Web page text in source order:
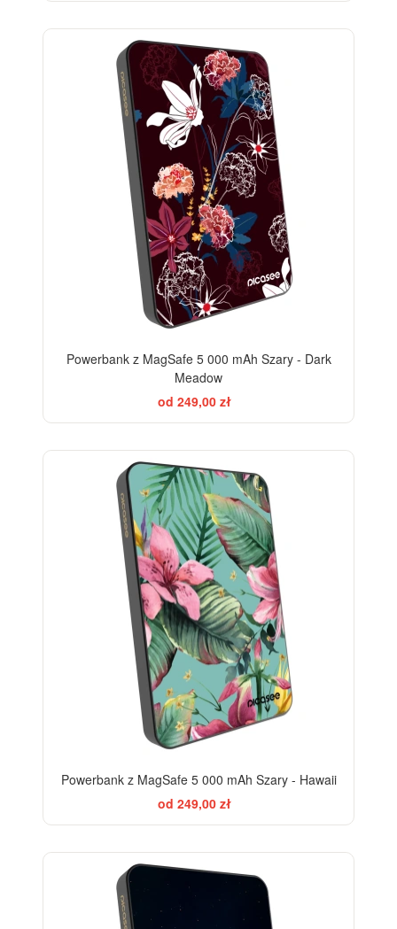
Powerbank z MagSafe 5 000 mAh Szary - Dark
Meadow
od 249,00 zł
Powerbank z MagSafe 5 000 mAh Szary - Hawaii
od 249,00 zł